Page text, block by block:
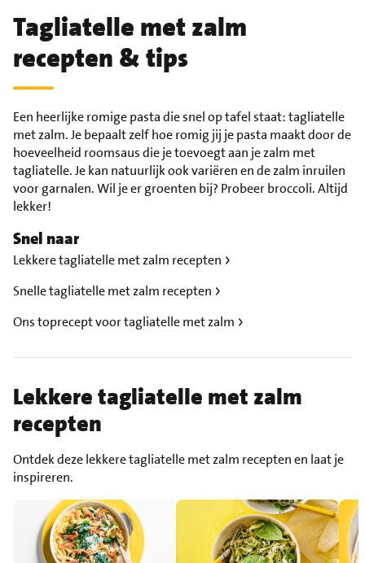
Tagliatelle met zalm
recepten & tips
Een heerlijke romige pasta die snel op tafel staat: tagliatelle
met zalm. Je bepaalt zelf hoe romig jij je pasta maakt door de
hoeveelheid roomsaus die je toevoegt aan je zalm met
tagliatelle. Je kan natuurlijk ook variëren en de zalm inruilen
voor garnalen. Wil je er groenten bij? Probeer broccoli. Altijd
lekker!
Snel naar
Lekkere tagliatelle met zalm recepten
Snelle tagliatelle met zalm recepten
Ons toprecept voor tagliatelle met zalm
Lekkere tagliatelle met zalm
recepten
Ontdek deze lekkere tagliatelle met zalm recepten en laat je
inspireren.